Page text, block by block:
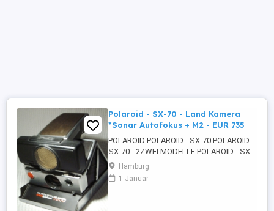
Polaroid - SX-70 - Land Kamera
*Sonar Autofokus + M2 - EUR 735
POLAROID POLAROID - SX-70 POLAROID -
SX-70 - 2ZWEI MODELLE POLAROID - SX-
70 - LAND KAMERA +PLUS MODEL 2
POLAROID - SX-70 - LAND KAMERA -
SONAR AUTOFOKUS - INSTANT KAMERA
Hamburg
1 Januar